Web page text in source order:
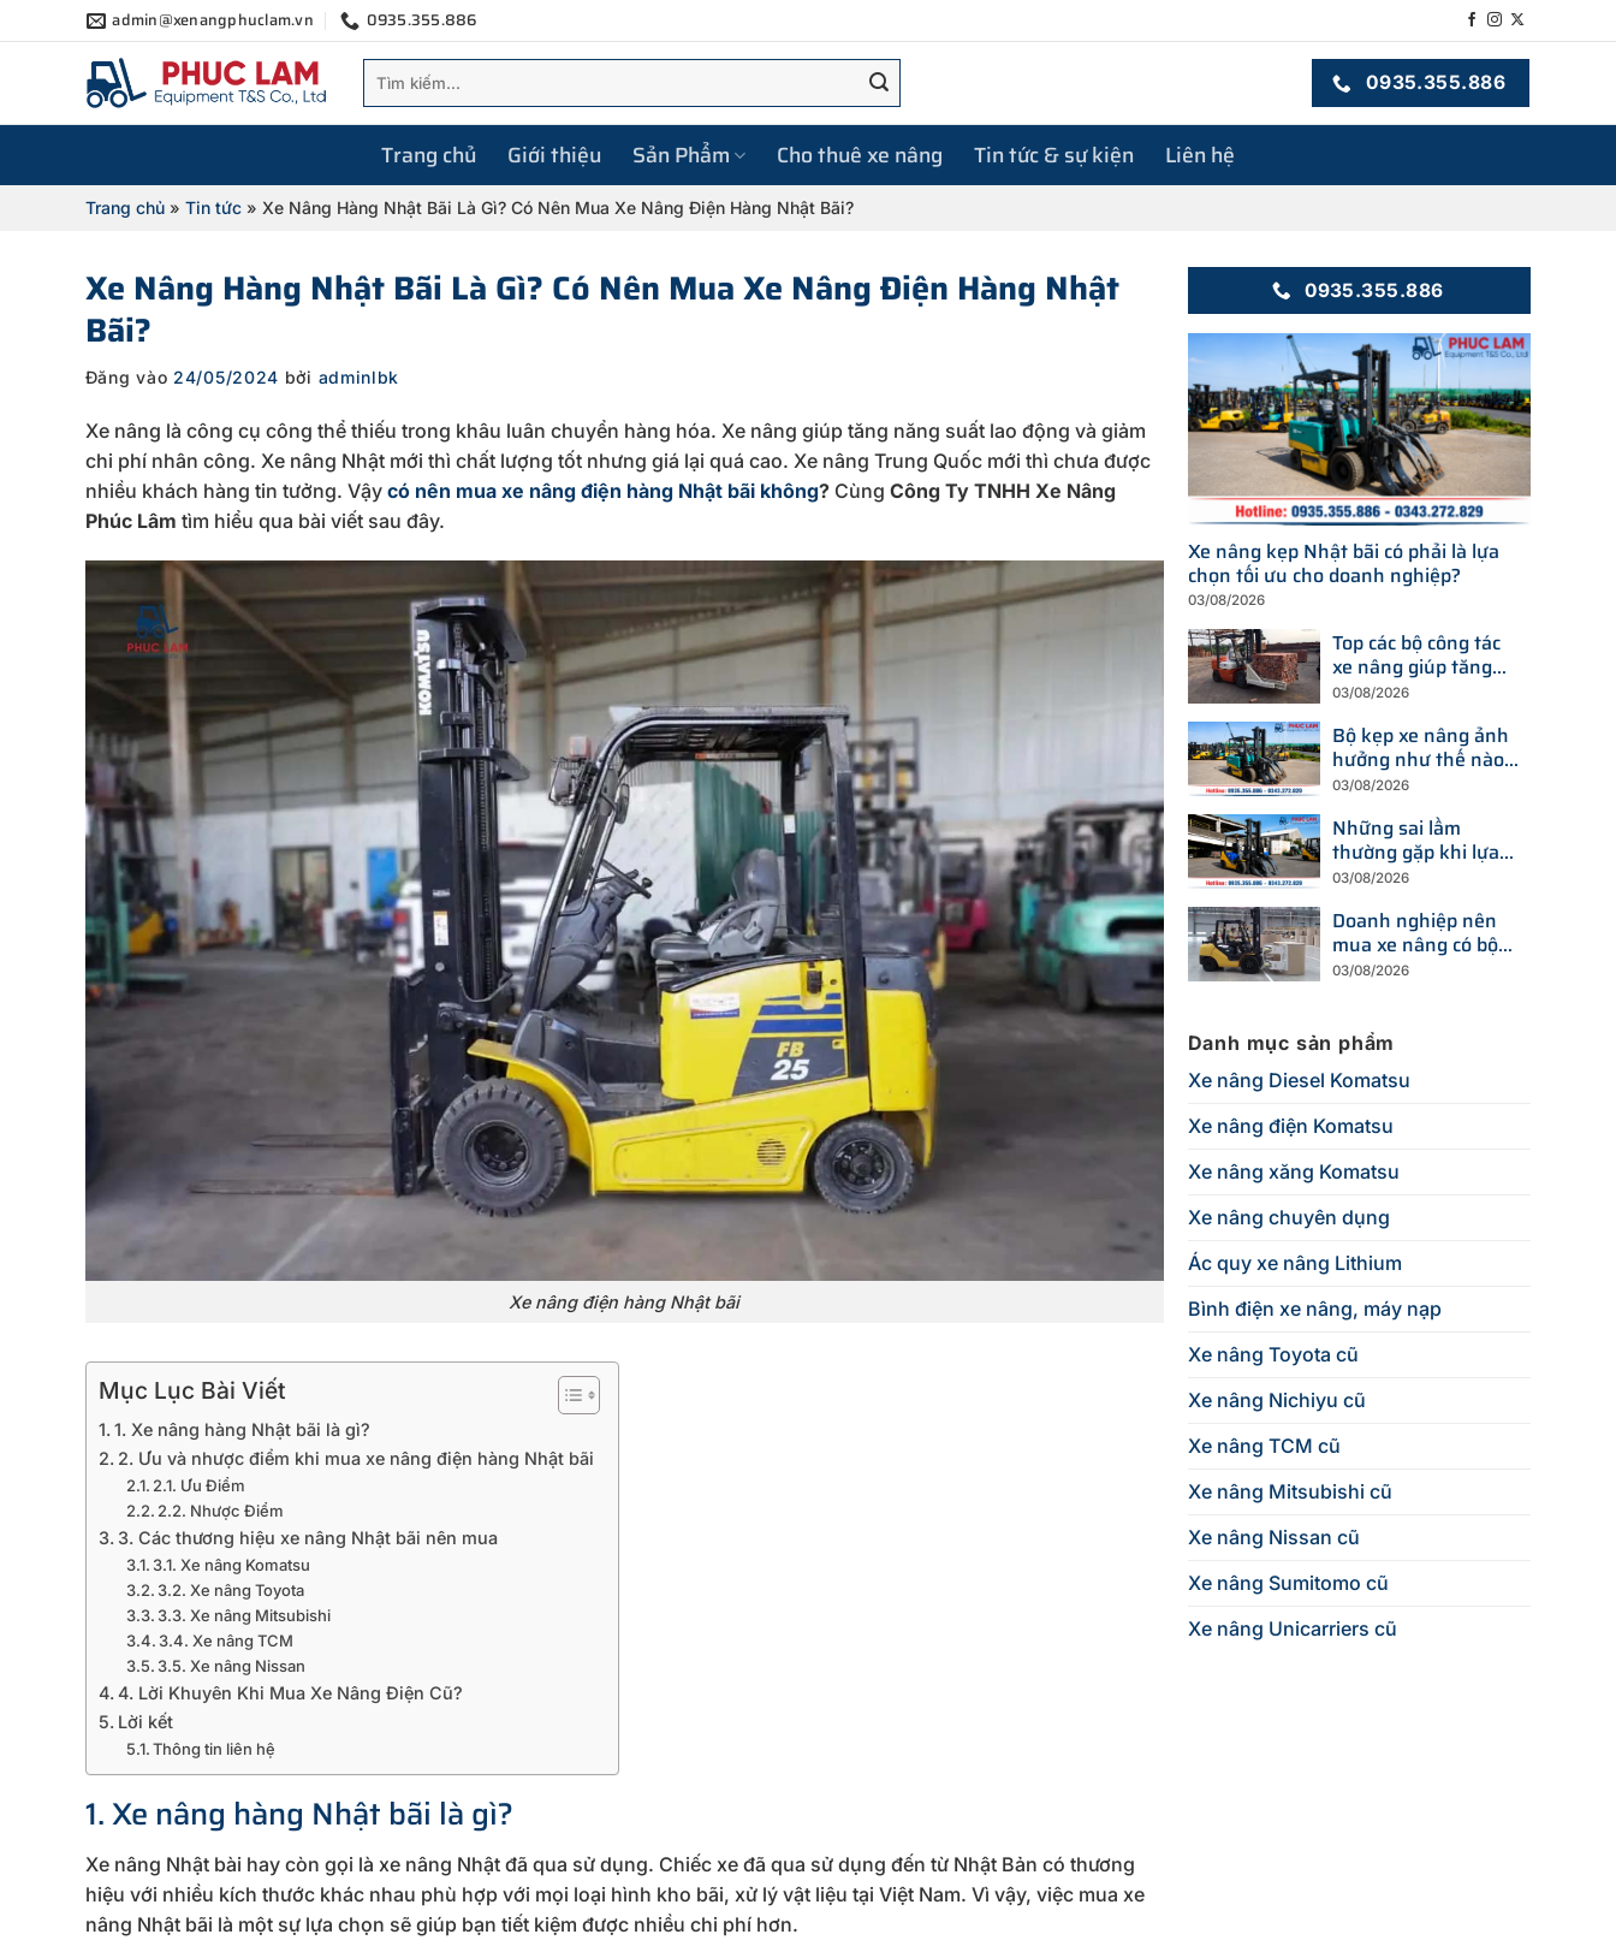
qua
admin@xenangphuclam.vn 0935.355.886
kiếm:
0935.355.886
Trang chủ Giới thiệu Sản Phẩm Cho thuê xe nâng Tin tức & sự kiện Liên hệ
Trang chủ» Tin tức» Xe Nâng Hàng Nhật Bãi Là Gì? Có Nên Mua Xe Nâng Điện Hàng Nhật Bãi?
Xe Nâng Hàng Nhật Bãi Là Gì? Có Nên Mua Xe Nâng Điện Hàng Nhật
Bãi?
Đăng vào 24/05/2024 bởi adminlbk
Xe nâng là công cụ công thể thiếu trong khâu luân chuyển hàng hóa. Xe nâng giúp tăng năng suất lao động và giảm
chi phí nhân công. Xe nâng Nhật mới thì chất lượng tốt nhưng giá lại quá cao. Xe nâng Trung Quốc mới thì chưa được
nhiều khách hàng tin tưởng. Vậy có nên mua xe nâng điện hàng Nhật bãi không?Cùng Công Ty TNHH Xe Nâng
Phúc Lâm tìm hiểu qua bài viết sau đây.
Xe nâng điện hàng Nhật bãi
Mục Lục Bài Viết
1. Xe nâng hàng Nhật bãi là gì?
2. Ưu và nhược điểm khi mua xe nâng điện hàng Nhật bãi
2.1. Ưu Điểm
2.2. Nhược Điểm
3. Các thương hiệu xe nâng Nhật bãi nên mua
3.1. Xe nâng Komatsu
3.2. Xe nâng Toyota
3.3. Xe nâng Mitsubishi
3.4. Xe nâng TCM
3.5. Xe nâng Nissan
4. Lời Khuyên Khi Mua Xe Nâng Điện Cũ?
Lời kết
Thông tin liên hệ
1. Xe nâng hàng Nhật bãi là gì?
Xe nâng Nhật bài hay còn gọi là xe nâng Nhật đã qua sử dụng. Chiếc xe đã qua sử dụng đến từ Nhật Bản có thương
hiệu với nhiều kích thước khác nhau phù hợp với mọi loại hình kho bãi, xử lý vật liệu tại Việt Nam. Vì vậy, việc mua xe
nâng Nhật bãi là một sự lựa chọn sẽ giúp bạn tiết kiệm được nhiều chi phí hơn.
0935.355.886
Xe nâng kẹp Nhật bãi có phải là lựa
chọn tối ưu cho doanh nghiệp?
03/08/2026
Top các bộ công tác
xe nâng giúp tăng
năng suất bốc xếp
03/08/2026
Bộ kẹp xe nâng ảnh
hưởng như thế nào
đến khả năng nâng
03/08/2026
Những sai lầm
thường gặp khi lựa
chọn bộ kẹp xe nâng
03/08/2026
Doanh nghiệp nên
mua xe nâng có bộ
kẹp gắn sẵn hay lắp
03/08/2026
Danh mục sản phẩm
Xe nâng Diesel Komatsu
Xe nâng điện Komatsu
Xe nâng xăng Komatsu
Xe nâng chuyên dụng
Ác quy xe nâng Lithium
Bình điện xe nâng, máy nạp
Xe nâng Toyota cũ
Xe nâng Nichiyu cũ
Xe nâng TCM cũ
Xe nâng Mitsubishi cũ
Xe nâng Nissan cũ
Xe nâng Sumitomo cũ
Xe nâng Unicarriers cũ